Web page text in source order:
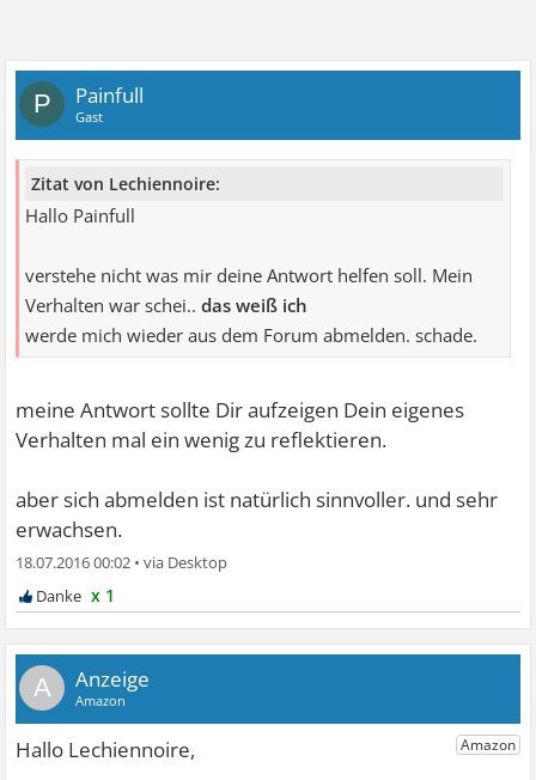
P Painfull
Gast
Zitat von Lechiennoire:
Hallo Painfull
verstehe nicht was mir deine Antwort helfen soll. Mein
Verhalten war schei..das weiß ich
werde mich wieder aus dem Forum abmelden. schade.
meine Antwort sollte Dir aufzeigen Dein eigenes
Verhalten mal ein wenig zu reflektieren.
aber sich abmelden ist natürlich sinnvoller. und sehr
erwachsen.
18.07.2016 00:02 •
x 1
A